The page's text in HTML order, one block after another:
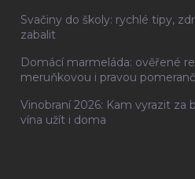
Svačiny do školy: rychlé tipy,
zabalit
Domácí marmeláda: ověřené
meruňkovou i pravou
Vinobraní 2026: Kam vyrazit za
vína užít i doma